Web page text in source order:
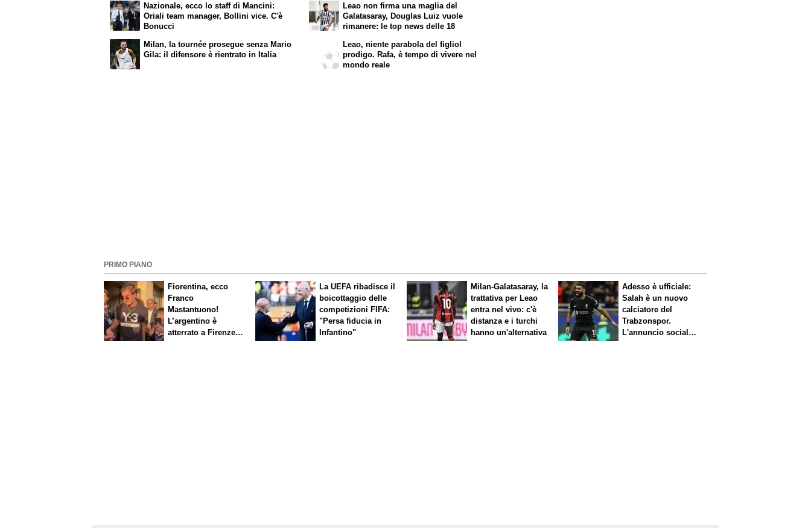
Nazionale, ecco lo staff di Mancini:
Oriali team manager, Bollini vice. C'è
Bonucci
Milan, la tournée prosegue senza Mario
Gila: il difensore è rientrato in Italia
Leao non firma una maglia del
Galatasaray, Douglas Luiz vuole
rimanere: le top news delle 18
Leao, niente parabola del figliol
prodigo. Rafa, è tempo di vivere nel
mondo reale
PRIMO PIANO
Fiorentina, ecco
Franco
Mastantuono!
L’argentino è
atterrato a Firenze,
La UEFA ribadisce il
boicottaggio delle
competizioni FIFA:
"Persa fiducia in
Infantino"
Milan-Galatasaray, la
trattativa per Leao
entra nel vivo: c'è
distanza e i turchi
hanno un'alternativa
Adesso è ufficiale:
Salah è un nuovo
calciatore del
Trabzonspor.
L'annuncio social